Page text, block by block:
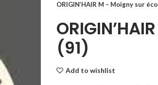
ORIGIN’HAIR M – Moigny sur
(91)
Add to wishlist